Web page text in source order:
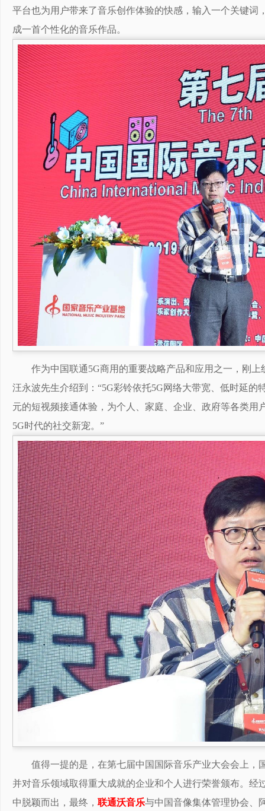
平台也为用户带来了音乐创作体验的快感，输入一个关键词
成一首个性化的音乐作品。
作为中国联通5G商用的重要战略产品和应用之一，刚
汪永波先生介绍到：“5G彩铃依托5G网络大带宽、低时延
元的短视频接通体验，为个人、家庭、企业、政府等各类
5G时代的社交新宠。”
值得一提的是，在第七届中国国际音乐产业大会会上，
并对音乐领域取得重大成就的企业和个人进行荣誉颁布。
中脱颖而出，最终， 联通沃音乐与中国音像集体管理协会、